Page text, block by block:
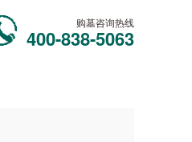
购墓咨询热线
400-838-5063